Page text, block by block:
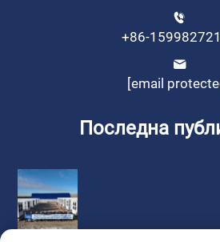
+86-
[email
Последна